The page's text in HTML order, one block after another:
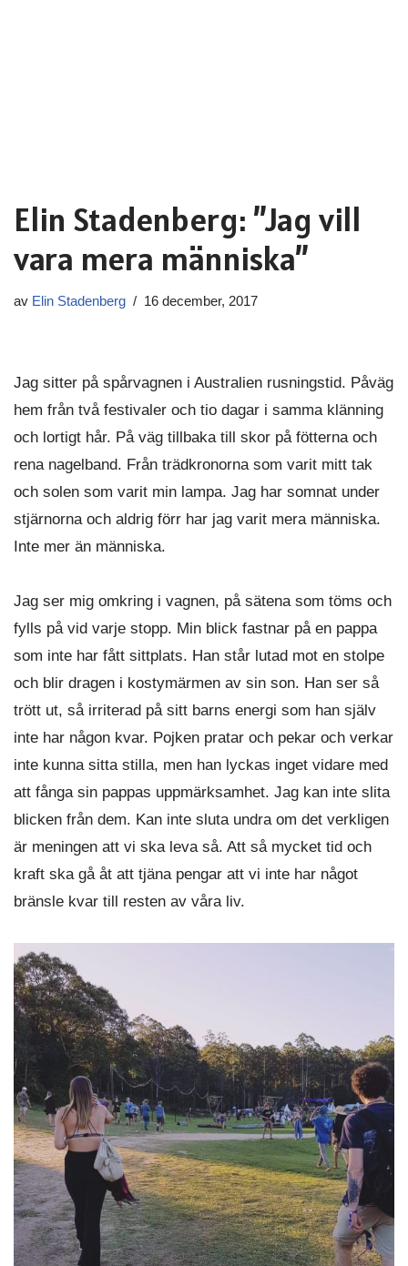
Elin Stadenberg: ”Jag vill
vara mera människa”
av Elin Stadenberg 16 december, 2017
Jag sitter på spårvagnen i Australien rusningstid. Påväg
hem från två festivaler och tio dagar i samma klänning
och lortigt hår. På väg tillbaka till skor på fötterna och
rena nagelband. Från trädkronorna som varit mitt tak
och solen som varit min lampa. Jag har somnat under
stjärnorna och aldrig förr har jag varit mera människa.
Inte mer än människa.
Jag ser mig omkring i vagnen, på sätena som töms och
fylls på vid varje stopp. Min blick fastnar på en pappa
som inte har fått sittplats. Han står lutad mot en stolpe
och blir dragen i kostymärmen av sin son. Han ser så
trött ut, så irriterad på sitt barns energi som han själv
inte har någon kvar. Pojken pratar och pekar och verkar
inte kunna sitta stilla, men han lyckas inget vidare med
att fånga sin pappas uppmärksamhet. Jag kan inte slita
blicken från dem. Kan inte sluta undra om det verkligen
är meningen att vi ska leva så. Att så mycket tid och
kraft ska gå åt att tjäna pengar att vi inte har något
bränsle kvar till resten av våra liv.